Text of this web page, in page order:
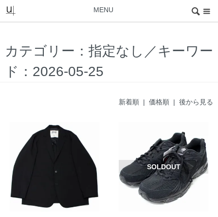
MENU
カテゴリー：指定なし／キーワー
ド：2026-05-25
新着順 | 価格順 | 後から見る
SOLDOUT